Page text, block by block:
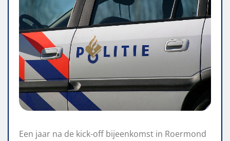
Een jaar na de kick-off bijeenkomst in Roermond